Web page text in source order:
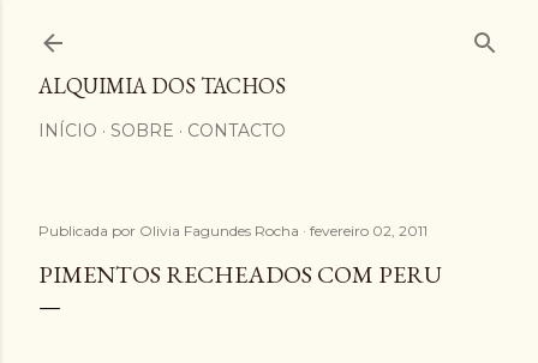
ALQUIMIA DOS TACHOS
INÍCIO SOBRE CONTACTO
Publicada por Olivia Fagundes Rocha fevereiro 02, 2011
PIMENTOS RECHEADOS COM PERU